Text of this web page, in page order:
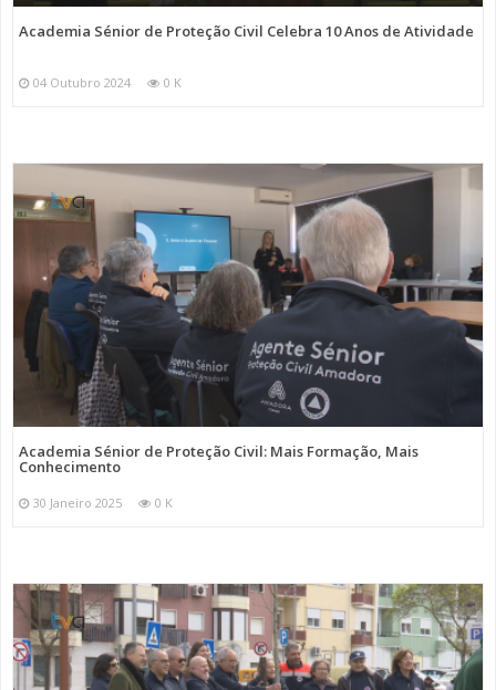
Academia Sénior de Proteção Civil Celebra 10 Anos de Atividade
04 Outubro 2024 0 K
Academia Sénior de Proteção Civil: Mais Formação, Mais
Conhecimento
30 Janeiro 2025 0 K